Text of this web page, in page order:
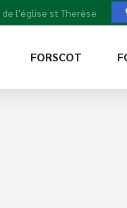
de l'église st Therèse
FORSCOT